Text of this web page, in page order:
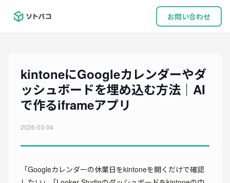
お問い合わせ
kintoneにGoogleカレンダーやダ
ッシュボードを埋め込む方法｜AI
で作るiframeアプリ
2026-03-04
「Googleカレンダーの休業日をkintoneを開くだけで確認